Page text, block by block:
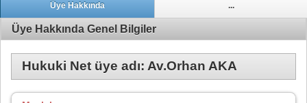
Üye Hakkında ...
Üye Hakkında Genel Bilgiler
Hukuki Net üye adı: Av.Orhan AKA